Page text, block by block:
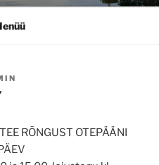
RÕNGUST OTEPÄÄNI